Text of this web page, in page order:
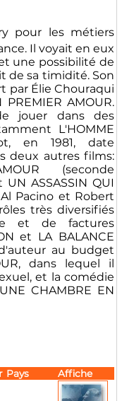
pour les métiers
Il voyait en eux
une possibilité de
de sa timidité. Son
par Élie Chouraqui
AMOUR.
jouer dans des
L'HOMME
en 1981, date
deux autres films:
(seconde
ASSASSIN QUI
Pacino et Robert
très diversifiés
et de factures
et LA BALANCE
au budget
dans lequel il
et la comédie
CHAMBRE EN
Pays Affiche